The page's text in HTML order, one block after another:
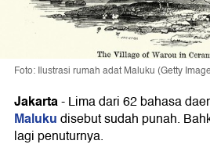
Foto: Ilustrasi rumah adat Maluku (Getty
Jakarta-Lima dari 62 bahasa
Malukudisebut sudah punah.
lagi penuturnya.